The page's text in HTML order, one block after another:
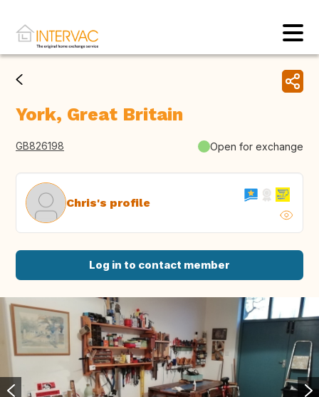
York, Great Britain
GB826198 Open for exchange
Chris's profile
Log in to contact member